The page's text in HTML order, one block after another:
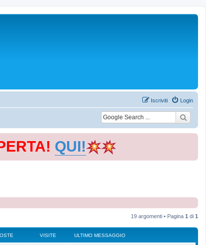
Login
Iscriviti
QUI!
19 argomenti • Pagina 1 di 1
VISITE ULTIMO MESSAGGIO